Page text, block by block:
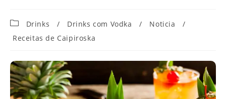
Categoria
post:
Drinks / Drinks com Vodka / Noticia
/
Receitas de Caipiroska